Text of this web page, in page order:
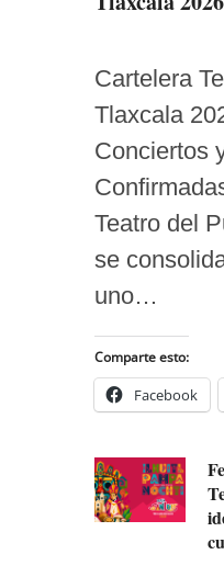
Cartelera
Tlaxcala
Conciertos
Teatro del
se
uno…
Comparte esto:
Facebook